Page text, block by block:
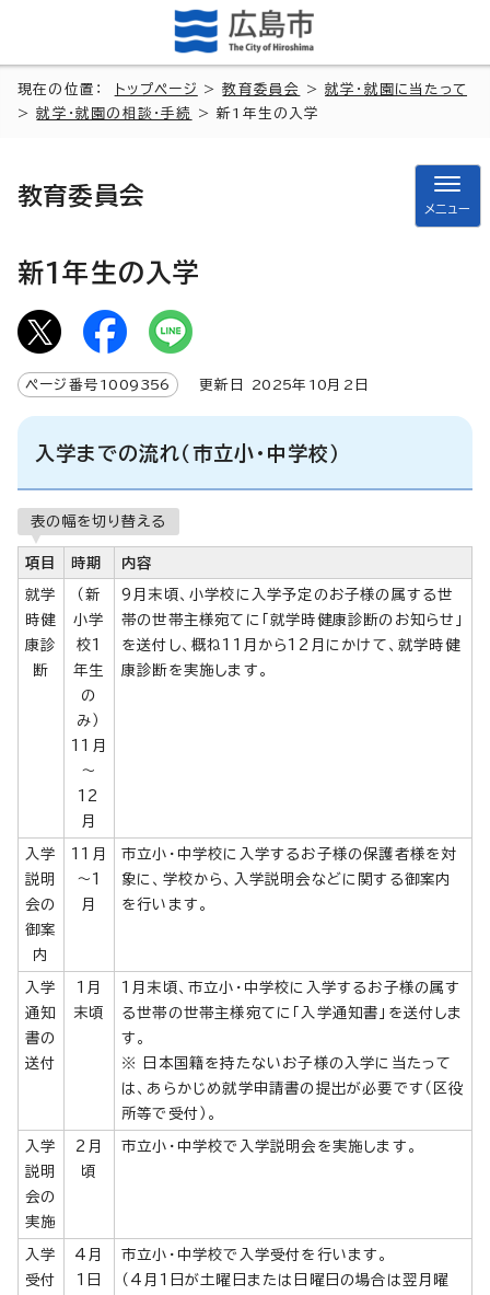
現在の位置： トップページ >教育委員会 >就学・就園に当たって
>就学・就園の相談・手続 > 新1年生の入学
教育委員会
メニュー
新1年生の入学
ページ番号 1009356 更新日 2025年 10月2日
入学までの流れ（市立小・中学校）
表の幅を切り替える
項目 時期 内容
就学
時健
康診
断
（新
小学
校1
年生
の
み）
11月
～
12
月
9月末頃、小学校に入学予定のお子様の属する世
帯の世帯主様宛てに「就学時健康診断のお知らせ」
を送付し、概ね11月から12月にかけて、就学時健
康診断を実施します。
入学
説明
会の
御案
内
11月
～1
月
市立小・中学校に入学するお子様の保護者様を対
象に、学校から、入学説明会などに関する御案内
を行います。
入学
通知
書の
送付
1月
末頃
1月末頃、市立小・中学校に入学するお子様の属す
る世帯の世帯主様宛てに「入学通知書」を送付しま
す。
※ 日本国籍を持たないお子様の入学に当たって
は、あらかじめ就学申請書の提出が必要です（区役
所等で受付）。
入学
説明
会の
実施
2月
頃
市立小・中学校で入学説明会を実施します。
入学
受付
4月
1日
市立小・中学校で入学受付を行います。
（4月1日が土曜日または日曜日の場合は翌月曜